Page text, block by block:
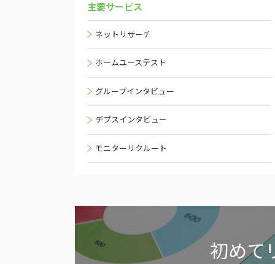
主要サービス
ネットリサーチ
ホームユーステスト
グループインタビュー
デプスインタビュー
モニターリクルート
初めて